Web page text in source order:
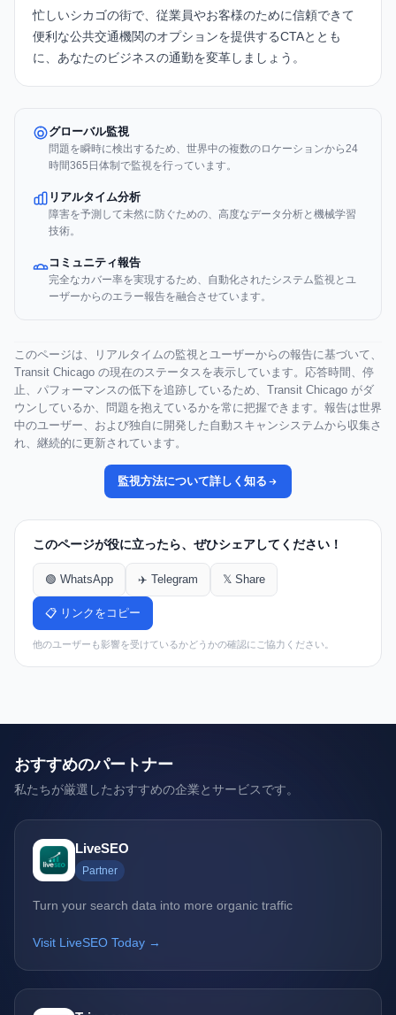
忙しいシカゴの街で、従業員やお客様のために信頼できて
便利な公共交通機関のオプションを提供するCTAととも
に、あなたのビジネスの通勤を変革しましょう。
グローバル監視
問題を瞬時に検出するため、世界中の複数のロケーションから24
時間365日体制で監視を行っています。
リアルタイム分析
障害を予測して未然に防ぐための、高度なデータ分析と機械学習
技術。
コミュニティ報告
完全なカバー率を実現するため、自動化されたシステム監視とユ
ーザーからのエラー報告を融合させています。
このページは、リアルタイムの監視とユーザーからの報告に基づいて、
Transit Chicago の現在のステータスを表示しています。応答時間、停
止、パフォーマンスの低下を追跡しているため、Transit Chicago がダ
ウンしているか、問題を抱えているかを常に把握できます。報告は世界
中のユーザー、および独自に開発した自動スキャンシステムから収集さ
れ、継続的に更新されています。
監視方法について詳しく知る
このページが役に立ったら、ぜひシェアしてください！
🟢 WhatsApp ✈️ Telegram 𝕏 Share
📋 リンクをコピー
他のユーザーも影響を受けているかどうかの確認にご協力ください。
おすすめのパートナー
私たちが厳選したおすすめの企業とサービスです。
LiveSEO
Partner
Turn your search data into more organic traffic
Visit LiveSEO Today →